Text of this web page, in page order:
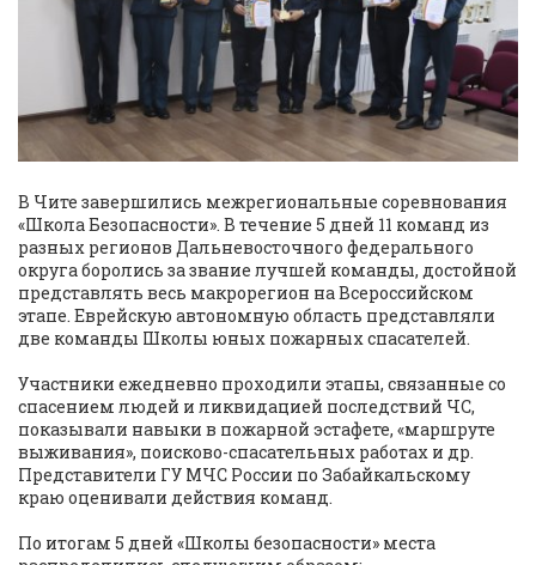
В Чите завершились межрегиональные соревнования
«Школа Безопасности». В течение 5 дней 11 команд из
разных регионов Дальневосточного федерального
округа боролись за звание лучшей команды, достойной
представлять весь макрорегион на Всероссийском
этапе. Еврейскую автономную область представляли
две команды Школы юных пожарных спасателей.
Участники ежедневно проходили этапы, связанные со
спасением людей и ликвидацией последствий ЧС,
показывали навыки в пожарной эстафете, «маршруте
выживания», поисково-спасательных работах и др.
Представители ГУ МЧС России по Забайкальскому
краю оценивали действия команд.
По итогам 5 дней «Школы безопасности» места